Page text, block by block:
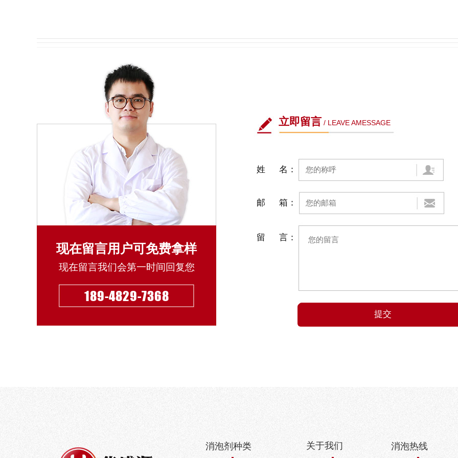
现在留言用户可免费拿样
现在留言我们会第一时间回复您
189-4829-7368
立即留言 / LEAVE AMESSAGE
姓 名：
邮 箱：
留 言：
消泡剂种类 关于我们 消泡热线